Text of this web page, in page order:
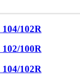
104/102R
102/100R
104/102R